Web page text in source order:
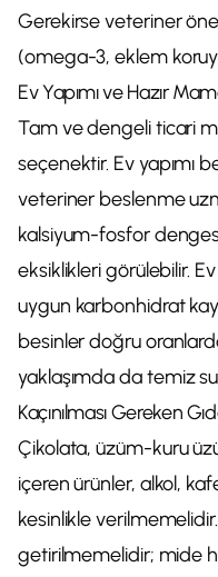
Gerekirse veteriner
(omega-3, eklem
Ev Yapımı ve Hazır
Tam ve dengeli ticari
seçenektir. Ev yapımı
veteriner beslenme
kalsiyum-fosfor
eksiklikleri görülebilir.
uygun karbonhidrat
besinler doğru
yaklaşımda da temiz
Kaçınılması Gereken
Çikolata, üzüm-kuru
içeren ürünler, alkol,
kesinlikle verilmemelidir.
getirilmemelidir; mide